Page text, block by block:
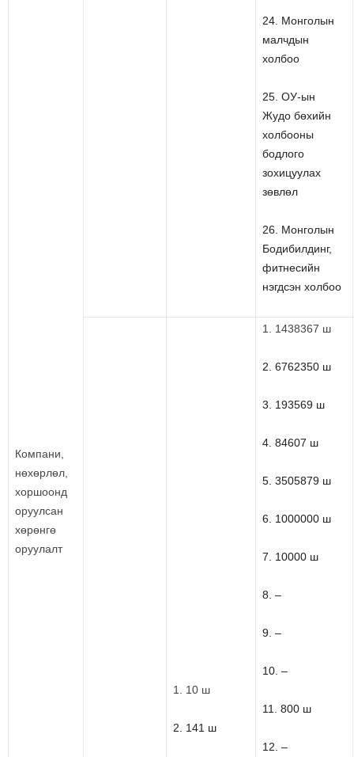
Компани,
нөхөрлөл,
хоршоонд
оруулсан
хөрөнгө
оруулалт
24. Монголын
малчдын
холбоо
25. ОУ-ын
Жудо бөхийн
холбооны
бодлого
зохицуулах
зөвлөл
26. Монголын
Бодибилдинг,
фитнесийн
нэгдсэн холбоо
1. 10 ш
2. 141 ш
1. 1438367 ш
2. 6762350 ш
3. 193569 ш
4. 84607 ш
5. 3505879 ш
6. 1000000 ш
7. 10000 ш
8. –
9. –
10. –
11. 800 ш
12. –